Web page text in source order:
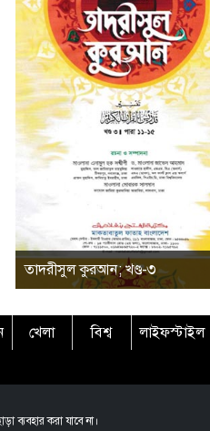
তাদরীসুল কুরআন; খণ্ড-৩
খেলা বিশ্ব লাইফস্টাইল
ব্যবহার করা যাবে না।